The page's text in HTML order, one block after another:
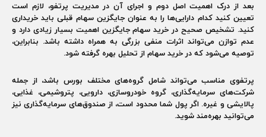
بعد از درک اهمیت اصل دوم و اجرای آن در مدیریت پرتفو، لازم است
تعیین کنید کدام دارایی‌ها را به عنوان جایگزین سهام قبلی باید خریداری
کنید. تشخیص صحیح در خرید سهام جایگزین اهمیت بسیار زیادی دارد و
عدم توازن می‌تواند اثرات منفی بزرگی به همراه داشته باشد. بنابراین،
توصیه می‌شود که در خرید سهام از تحلیل بهره گرفته شود.
پرتفوی مناسب می‌تواند شامل گروه‌های مختلف بورس باشد، از جمله
شرکت‌های سرمایه‌گذاری، گروه خودروسازی، دارویی، پتروشیمی، غذایی،
پالایشی و غیره. اگر پول شما محدود است، از صندوق‌های سرمایه‌گذاری نیز
می‌توانید بهره‌مند شوید.